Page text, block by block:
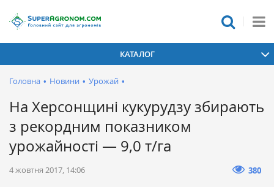
КАТАЛОГ
Головна • Новини • Урожай •
На Херсонщині кукурудзу збирають
з рекордним показником
урожайності — 9,0 т/га
4 жовтня 2017, 14:06 380